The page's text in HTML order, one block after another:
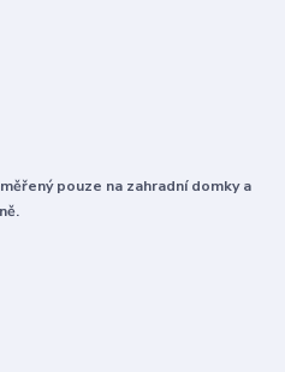
pouze na zahradní domky a